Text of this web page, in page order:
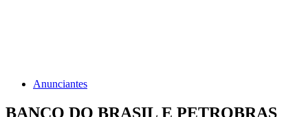
Anunciantes
BANCO DO BRASIL E PETROBRAS